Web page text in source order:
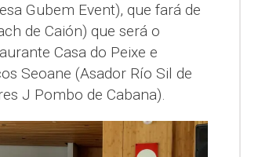
Gubem Event), que fará de
de Caión) que será o
Casa do Peixe e
Seoane (Asador Río Sil de
J Pombo de Cabana).